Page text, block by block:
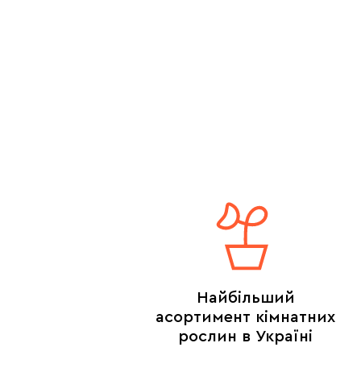
Найбільший
асортимент кімнатних
рослин в Україні